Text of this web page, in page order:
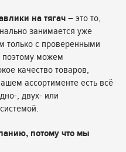
на тягач – это то,
занимается уже
только с проверенными
можем
качество товаров,
ассортименте есть всё
, двух- или
потому что мы